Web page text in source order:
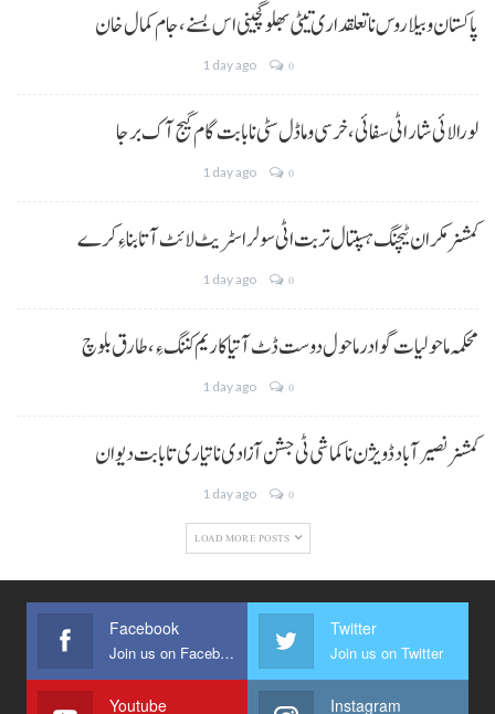
پاکستان و بیلاروس نا تعلقداری تیٹی بھلو گچینی اس بسنے، جام کمال خان
1 day ago 0
لورالائی شار اٹی سفائی، خرسی و ماڈل سٹی نا بابت گام گیج آک برجا
1 day ago 0
کمشنر مکران ٹیچنگ ہسپتال تربت اٹی سولر اسٹریٹ لائٹ آتا بناءِ کرے
1 day ago 0
محکمہ ماحولیات گوادر ماحول دوست ڈٹ آتیا کاریم کننگ ءِ، طارق بلوچ
1 day ago 0
کمشنر نصیر آباد ڈویژن نا کماشی ٹی جشن آزادی نا تیاری تا بابت دیوان
1 day ago 0
LOAD MORE POSTS
Facebook
Join us on Facebook
Twitter
Join us on Twitter
Youtube Instagram